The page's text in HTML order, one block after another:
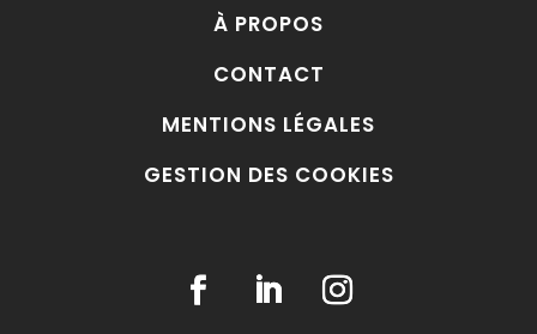
À PROPOS
CONTACT
MENTIONS LÉGALES
GESTION DES COOKIES